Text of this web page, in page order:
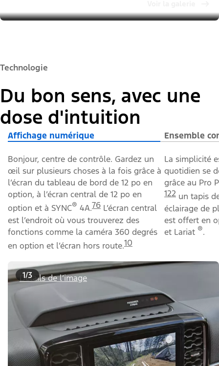
Technologie
Du bon sens, avec une
dose d'intuition
Affichage numérique
Bonjour, centre de contrôle. Gardez un
œil sur plusieurs choses à la fois grâce à
l’écran du tableau de bord de 12 po en
option, à l’écran central de 12 po en
option et à SYNC®4A.76L’écran central
est l’endroit où vous trouverez des
fonctions comme la caméra 360 degrés
en option et l’écran hors route.10
grâce au Pro
122 un tapis
éclairage de
est offert en
et Lariat®.